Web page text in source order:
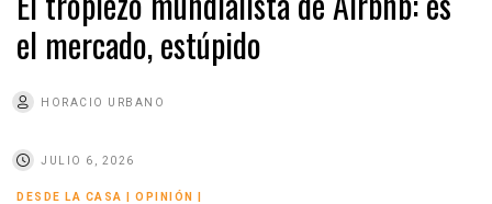
el mercado, estúpido
HORACIO URBANO
JULIO 6, 2026
DESDE LA CASA OPINIÓN